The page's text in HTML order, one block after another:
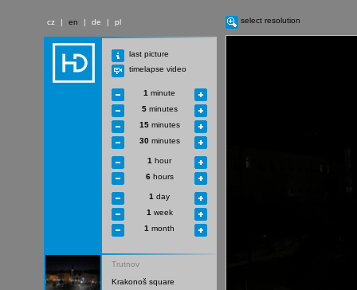
cz | en | de | pl
last picture
timelapse video
1 minute
5minutes
15minutes
30minutes
1 hour
6hours
1 day
1 week
1 month
Trutnov
Krakonoš square
select resolution